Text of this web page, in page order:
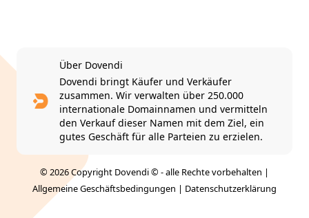
Über Dovendi
Dovendi bringt Käufer und Verkäufer
zusammen. Wir verwalten über 250.000
internationale Domainnamen und vermitteln
den Verkauf dieser Namen mit dem Ziel, ein
gutes Geschäft für alle Parteien zu erzielen.
© 2026 Copyright Dovendi © - alle Rechte vorbehalten |
Allgemeine Geschäftsbedingungen | Datenschutzerklärung